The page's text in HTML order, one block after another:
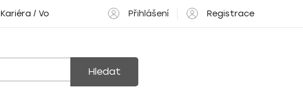
Kariéra / Volné pozice Přihlášení Registrace
Hledat